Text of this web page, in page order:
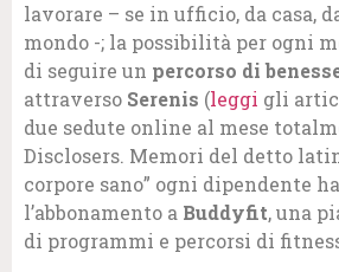
lavorare – se in ufficio, da casa,
mondo -; la possibilità per ogni
di seguire un percorso di
attraverso Serenis (leggi gli
due sedute online al mese
Disclosers. Memori del detto
corpore sano” ogni dipendente
l’abbonamento a Buddyfit, una
di programmi e percorsi di